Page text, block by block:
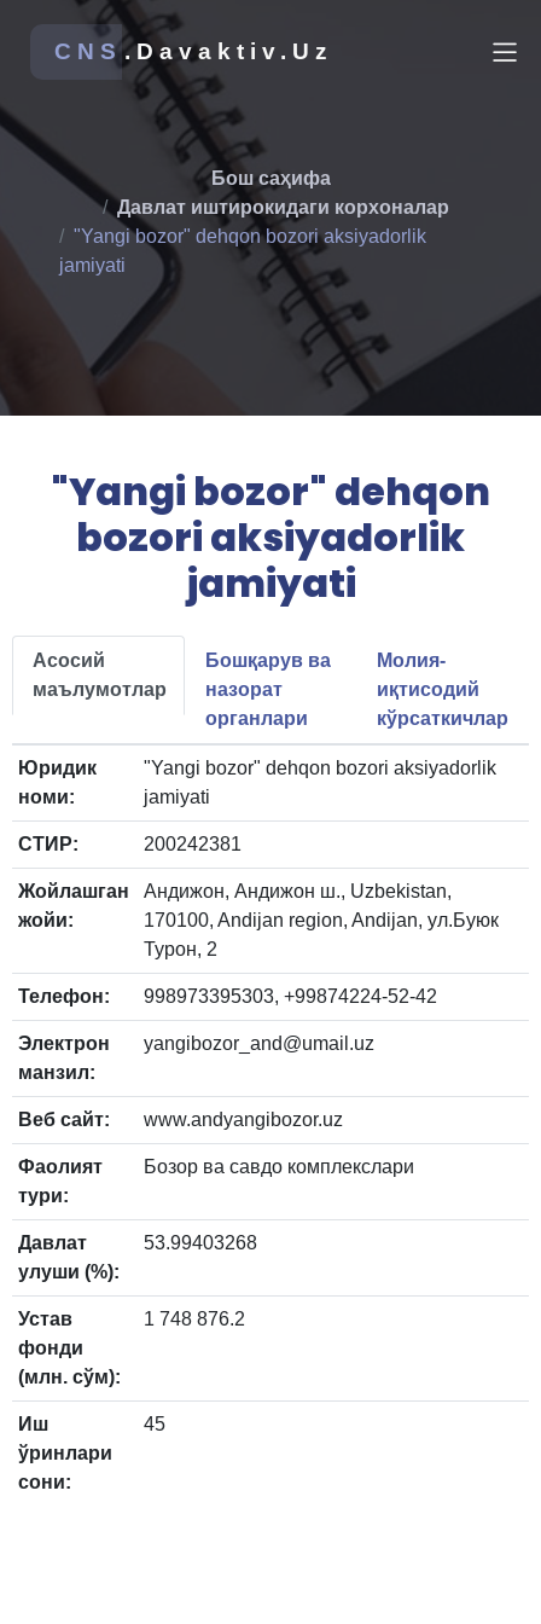
CNS .Davaktiv.Uz
Бош саҳифа
Давлат иштирокидаги корхоналар
"Yangi bozor" dehqon bozori aksiyadorlik
jamiyati
"Yangi bozor" dehqon
bozori aksiyadorlik
jamiyati
Асосий
маълумотлар
Бошқарув ва
назорат
органлари
Молия-
иқтисодий
кўрсаткичлар
Юридик
номи:
"Yangi bozor" dehqon bozori aksiyadorlik
jamiyati
СТИР: 200242381
Жойлашган
жойи:
Андижон, Андижон ш., Uzbekistan,
170100, Andijan region, Andijan, ул.Буюк
Турон, 2
Телефон: 998973395303, +99874224-52-42
Электрон
манзил:
yangibozor_and@umail.uz
Веб сайт: www.andyangibozor.uz
Фаолият
тури:
Бозор ва савдо комплекслари
Давлат
улуши (%):
53.99403268
Устав
фонди
(млн. сўм):
1 748 876.2
Иш
ўринлари
сони:
45